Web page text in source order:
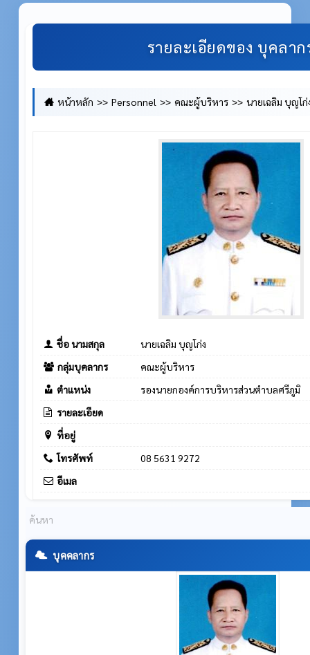
รายละเอียดของ บุคลาก
หน้าหลัก Personnel คณะผู้บริหาร นายเฉลิม บุญโก่
ชื่อ นามสกุล
นายเฉลิม บุญโก่ง
กลุ่มบุคลากร
คณะผู้บริหาร
ตำแหน่ง
รองนายกองค์การบริหารส่วนตำบลศรีภูมิ
รายละเอียด
ที่อยู่
โทรศัพท์
08 5631 9272
อีเมล
บุคคลากร